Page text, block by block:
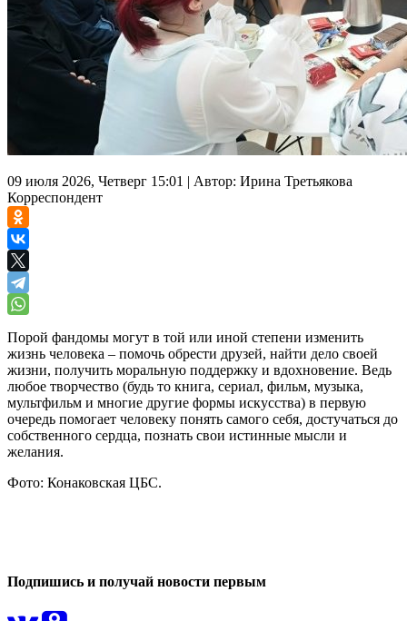
09 июля 2026, Четверг 15:01 | Автор: Ирина Третьякова
Корреспондент
Порой фандомы могут в той или иной степени изменить
жизнь человека – помочь обрести друзей, найти дело своей
жизни, получить моральную поддержку и вдохновение. Ведь
любое творчество (будь то книга, сериал, фильм, музыка,
мультфильм и многие другие формы искусства) в первую
очередь помогает человеку понять самого себя, достучаться до
собственного сердца, познать свои истинные мысли и
желания.
Фото: Конаковская ЦБС.
Подпишись и получай новости первым